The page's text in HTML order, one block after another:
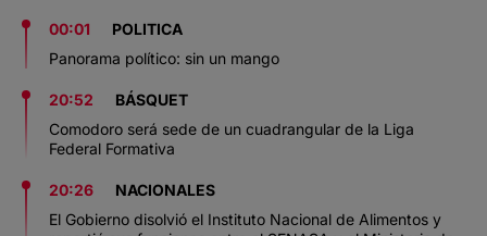
00:01
POLITICA
Panorama político: sin un mango
20:52
BÁSQUET
Comodoro será sede de un cuadrangular de la Liga
Federal Formativa
20:26
NACIONALES
El Gobierno disolvió el Instituto Nacional de Alimentos y